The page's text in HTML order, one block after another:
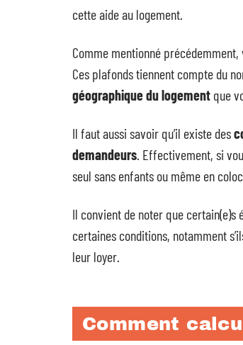
cette aide au logement.
Comme mentionné
Ces plafonds tiennent compte du
géographique du logement que
Il faut aussi savoir qu’il existe des
demandeurs. Effectivement, si
seul sans enfants ou même en
Il convient de noter que certain(e)s
certaines conditions, notamment
leur loyer.
Comment